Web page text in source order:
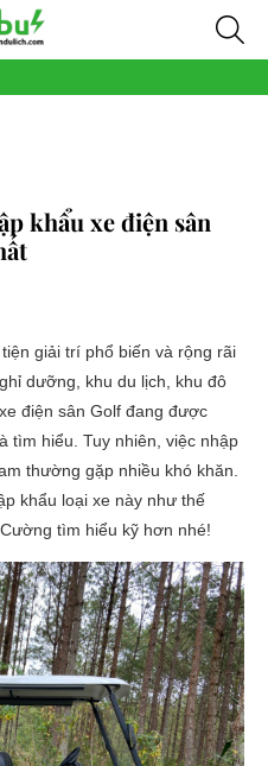
khẩu xe điện sân
giải trí phổ biến và rộng rãi
dưỡng, khu du lịch, khu đô
điện sân Golf đang được
tìm hiểu. Tuy nhiên, việc nhập
thường gặp nhiều khó khăn.
khẩu loại xe này như thế
tìm hiểu kỹ hơn nhé!